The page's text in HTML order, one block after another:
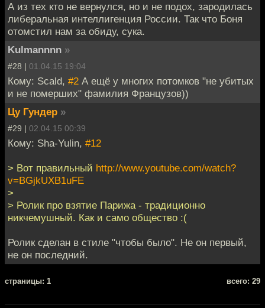
А из тех кто не вернулся, но и не подох, зародилась
либеральная интеллигенция России. Так что Боня
отомстил нам за обиду, сука.
Kulmannnn »
#28 | 01.04.15 19:04
Кому: Scald, #2 А ещё у многих потомков "не убитых
и не померших" фамилия Французов))
Цу Гундер »
#29 | 02.04.15 00:39
Кому: Sha-Yulin, #12
> Вот правильный http://www.youtube.com/watch?
v=BGjkUXB1uFE
>
> Ролик про взятие Парижа - традиционно
никчемушный. Как и само общество :(
Ролик сделан в стиле "чтобы было". Не он первый,
не он последний.
cтраницы: 1 всего: 29